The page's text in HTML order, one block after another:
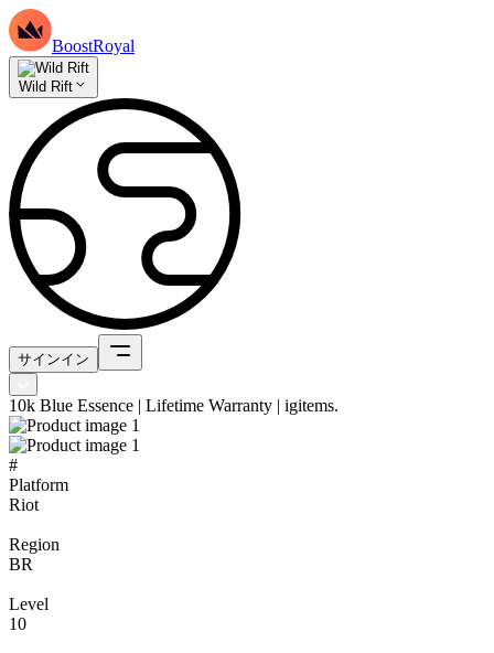
BoostRoyal
Wild Rift
サインイン
10k Blue Essence | Lifetime Warranty | igitems.
#
Platform
Riot
Region
BR
Level
10